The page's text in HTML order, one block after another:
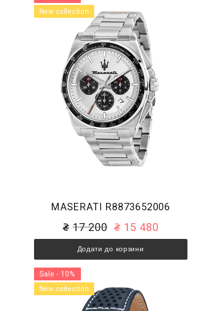
MASERATI R8873652006
17 200 15 480
Додати до корзини
New collection
Sale - 10%
New collection